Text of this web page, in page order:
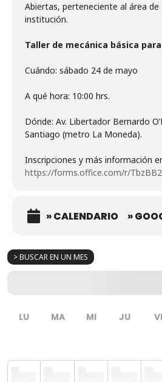
> BUSCAR EN UN MES
LU MA MI JU VI
Abiertas, perteneciente al área de
institución.
Taller de mecánica básica
Cuándo: sábado 24 de mayo
A qué hora: 10:00 hrs.
Dónde: Av. Libertador Bernardo
Santiago (metro La Moneda).
Inscripciones y más información
https://forms.office.com/r/
» CALENDARIO »